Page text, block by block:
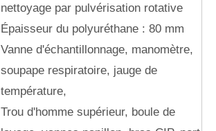
nettoyage par pulvérisation rotative
Épaisseur du polyuréthane : 80 mm
Vanne d'échantillonnage, manomètre,
soupape respiratoire, jauge de
température,
Trou d'homme supérieur, boule de